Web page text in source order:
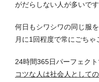
がだらしない人が多いです
何日もシワシワの同じ服
月に1回程度で常にごちゃ
24時間365日パーフェク
コツな人は社会人として